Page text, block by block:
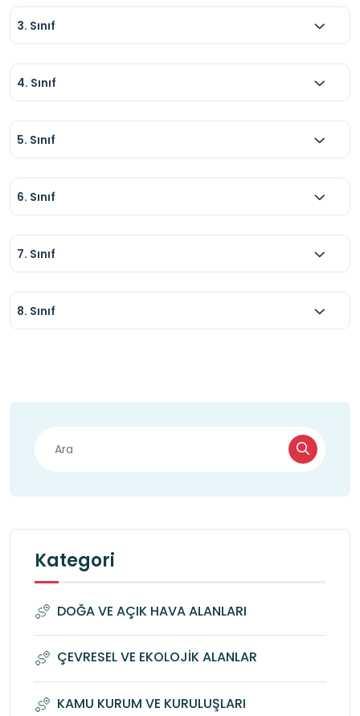
3. Sınıf
4. Sınıf
5. Sınıf
6. Sınıf
7. Sınıf
8. Sınıf
Kategori
DOĞA VE AÇIK HAVA ALANLARI
ÇEVRESEL VE EKOLOJİK ALANLAR
KAMU KURUM VE KURULUŞLARI